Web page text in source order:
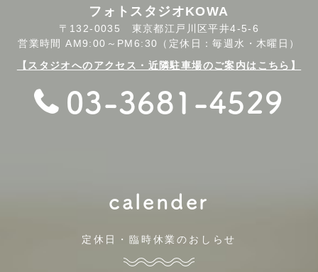
フォトスタジオKOWA
〒132-0035 東京都江戸川区平井4-5-6
営業時間 AM9:00～PM6:30（定休日：毎週水・木曜日）
【スタジオへのアクセス・近隣駐車場のご案内はこちら】
03-3681-4529
calender
定休日・臨時休業のおしらせ